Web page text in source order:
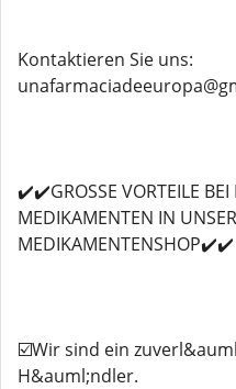
Kontaktieren Sie uns:
✔️✔️GROSSE VORTEILE BEI
MEDIKAMENTEN IN
MEDIKAMENTENSHOP✔️✔️
☑️Wir sind ein
H&auml;ndler.